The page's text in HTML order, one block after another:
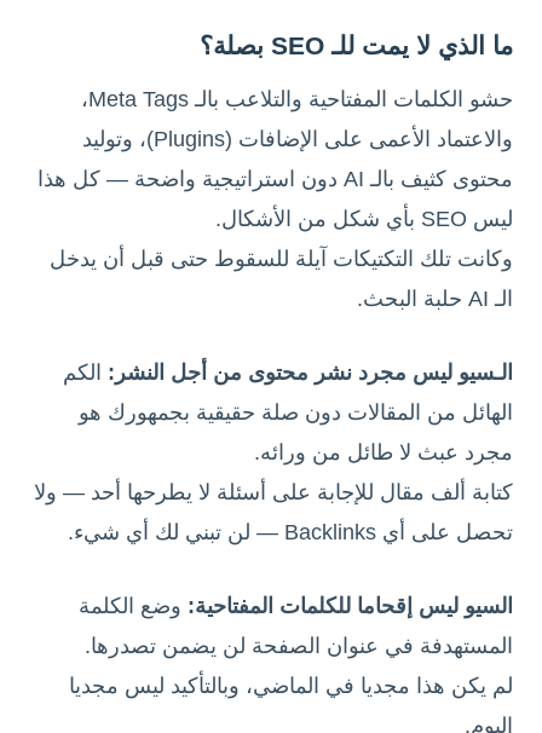
ما الذي لا يمت للـ SEO بصلة؟
حشو الكلمات المفتاحية والتلاعب بالـ Meta Tags،
والاعتماد الأعمى على الإضافات (Plugins)، وتوليد
محتوى كثيف بالـ AI دون استراتيجية واضحة — كل هذا
ليس SEO بأي شكل من الأشكال.
وكانت تلك التكتيكات آيلة للسقوط حتى قبل أن يدخل
الـ AI حلبة البحث.
الـسيو ليس مجرد نشر محتوى من أجل النشر: الكم
الهائل من المقالات دون صلة حقيقية بجمهورك هو
مجرد عبث لا طائل من ورائه.
كتابة ألف مقال للإجابة على أسئلة لا يطرحها أحد — ولا
تحصل على أي Backlinks — لن تبني لك أي شيء.
السيو ليس إقحاما للكلمات المفتاحية: وضع الكلمة
المستهدفة في عنوان الصفحة لن يضمن تصدرها.
لم يكن هذا مجديا في الماضي، وبالتأكيد ليس مجديا
اليوم.